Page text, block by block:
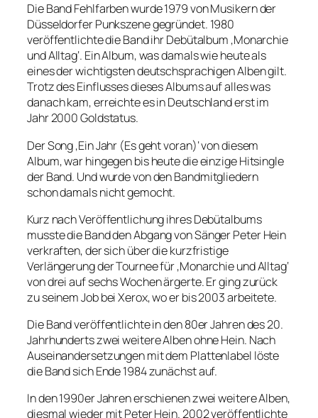
Die Band Fehlfarben wurde 1979 von Musikern der
Düsseldorfer Punkszene gegründet. 1980
veröffentlichte die Band ihr Debütalbum ‚Monarchie
und Alltag‘. Ein Album, was damals wie heute als
eines der wichtigsten deutschsprachigen Alben gilt.
Trotz des Einflusses dieses Albums auf alles was
danach kam, erreichte es in Deutschland erst im
Jahr 2000 Goldstatus.
Der Song ‚Ein Jahr (Es geht voran)‘ von diesem
Album, war hingegen bis heute die einzige Hitsingle
der Band. Und wurde von den Bandmitgliedern
schon damals nicht gemocht.
Kurz nach Veröffentlichung ihres Debütalbums
musste die Band den Abgang von Sänger Peter Hein
verkraften, der sich über die kurzfristige
Verlängerung der Tournee für ‚Monarchie und Alltag‘
von drei auf sechs Wochen ärgerte. Er ging zurück
zu seinem Job bei Xerox, wo er bis 2003 arbeitete.
Die Band veröffentlichte in den 80er Jahren des 20.
Jahrhunderts zwei weitere Alben ohne Hein. Nach
Auseinandersetzungen mit dem Plattenlabel löste
die Band sich Ende 1984 zunächst auf.
In den 1990er Jahren erschienen zwei weitere Alben,
diesmal wieder mit Peter Hein. 2002 veröffentlichte